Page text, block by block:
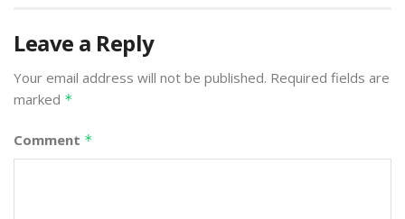
Leave a Reply
Your email address will not be published. Required fields are
marked *
Comment *